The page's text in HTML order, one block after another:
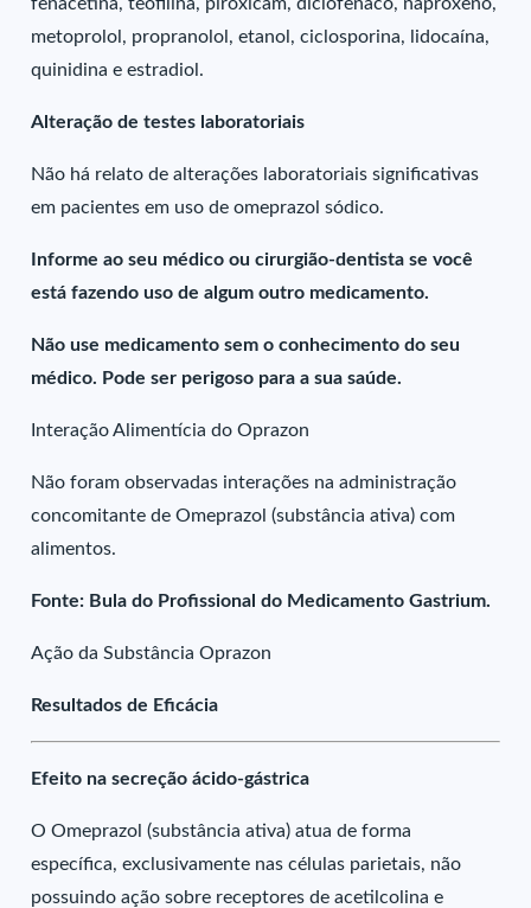
metoprolol, propranolol, etanol, ciclosporina, lidocaína,
quinidina e estradiol.
Alteração de testes laboratoriais
Não há relato de alterações laboratoriais significativas
em pacientes em uso de omeprazol sódico.
Informe ao seu médico ou cirurgião-dentista se você
está fazendo uso de algum outro medicamento.
Não use medicamento sem o conhecimento do seu
médico. Pode ser perigoso para a sua saúde.
Interação Alimentícia do Oprazon
Não foram observadas interações na administração
concomitante de Omeprazol (substância ativa) com
alimentos.
Fonte: Bula do Profissional do Medicamento Gastrium.
Ação da Substância Oprazon
Resultados de Eficácia
Efeito na secreção ácido-gástrica
O Omeprazol (substância ativa) atua de forma
específica, exclusivamente nas células parietais, não
possuindo ação sobre receptores de acetilcolina e